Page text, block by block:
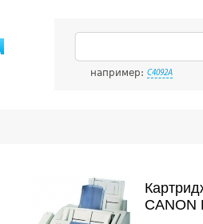
например: C4092A
CANON